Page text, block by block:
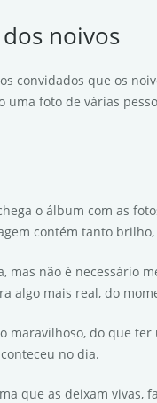
noivos
que os
foto de várias
o álbum com as
contém tanto
não é necessário
algo mais real, do
do que
no dia.
que as deixam vivas,